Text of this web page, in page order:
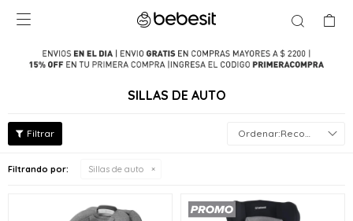

SILLAS DE AUTO
Recomendados
Filtrando por: Sillas de auto